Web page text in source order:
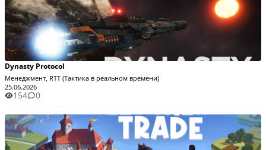
Dynasty Protocol
Менеджмент, RTT (Тактика в реальном времени)
25.06.2026
154 0